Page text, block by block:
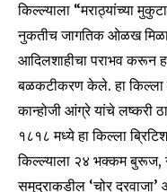
किल्ल्याला “मराठ्यांच्या
नुकतीच जागतिक ओळख
आदिलशाहीचा पराभव करून
बळकटीकरण केले. हा किल्ला
कान्होजी आंग्रे यांचे लष्करी
१८१८ मध्ये हा किल्ला
किल्ल्याला २४ भक्कम बुरूज,
समुद्राकडील ‘चोर